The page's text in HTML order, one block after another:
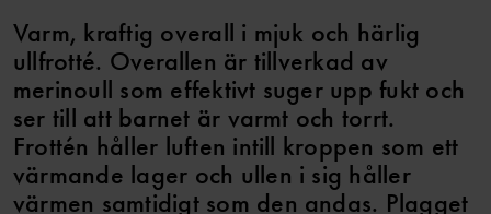
Varm, kraftig overall i mjuk och härlig
ullfrotté. Overallen är tillverkad av
merinoull som effektivt suger upp fukt och
ser till att barnet är varmt och torrt.
Frottén håller luften intill kroppen som ett
värmande lager och ullen i sig håller
värmen samtidigt som den andas. Plagget